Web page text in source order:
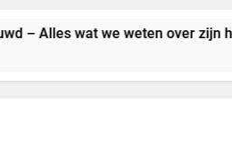
we weten over zijn huwelijk en